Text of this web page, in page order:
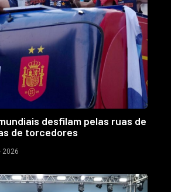
desfilam pelas ruas de
de torcedores
2026